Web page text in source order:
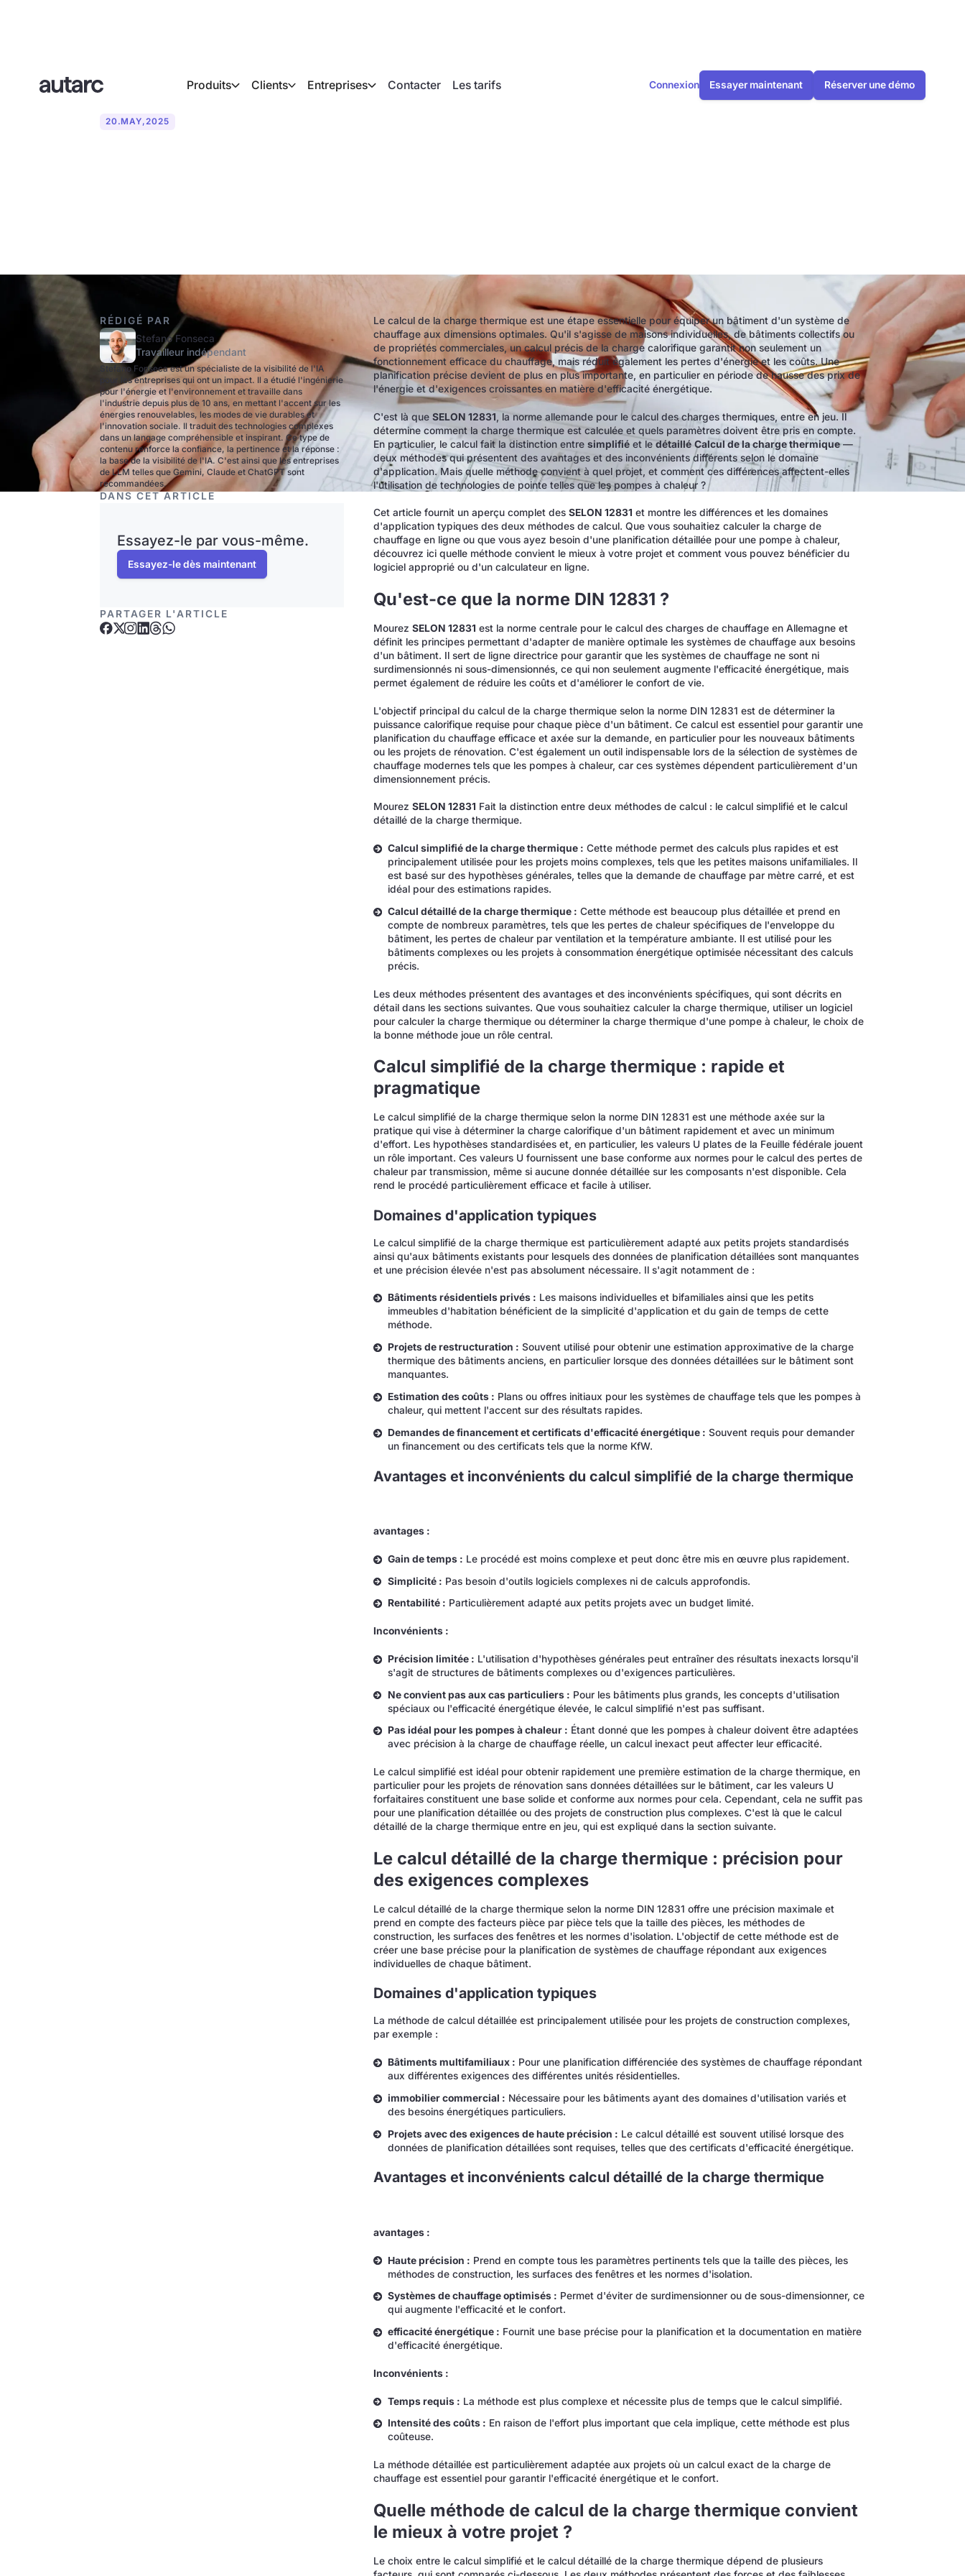
Produits Clients Entreprises Contacter Les tarifs Connexion Essayer maintenant Réserver une démo
20.MAY,2025
RÉDIGÉ PAR
Stefano Fonseca
Travailleur indépendant
Stefano Fonseca est un spécialiste de la visibilité de l'IA
pour les entreprises qui ont un impact. Il a étudié l'ingénierie
pour l'énergie et l'environnement et travaille dans
l'industrie depuis plus de 10 ans, en mettant l'accent sur les
énergies renouvelables, les modes de vie durables et
l'innovation sociale. Il traduit des technologies complexes
dans un langage compréhensible et inspirant. Ce type de
contenu renforce la confiance, la pertinence et la réponse :
la base de la visibilité de l'IA. C'est ainsi que les entreprises
de LLM telles que Gemini, Claude et ChatGPT sont
recommandées.
DANS CET ARTICLE
Essayez-le par vous-même.
Essayez-le dès maintenant
PARTAGER L'ARTICLE
Le calcul de la charge thermique est une étape essentielle pour équiper un bâtiment d'un système de
chauffage aux dimensions optimales. Qu'il s'agisse de maisons individuelles, de bâtiments collectifs ou
de propriétés commerciales, un calcul précis de la charge calorifique garantit non seulement un
fonctionnement efficace du chauffage, mais réduit également les pertes d'énergie et les coûts. Une
planification précise devient de plus en plus importante, en particulier en période de hausse des prix de
l'énergie et d'exigences croissantes en matière d'efficacité énergétique.
C'est là queSELON 12831 , la norme allemande pour le calcul des charges thermiques, entre en jeu. Il
détermine comment la charge thermique est calculée et quels paramètres doivent être pris en compte.
En particulier, le calcul fait la distinction entresimplifié et ledétaillé Calcul de la charge thermique—
deux méthodes qui présentent des avantages et des inconvénients différents selon le domaine
d'application. Mais quelle méthode convient à quel projet, et comment ces différences affectent-elles
l'utilisation de technologies de pointe telles que les pompes à chaleur ?
Cet article fournit un aperçu complet desSELON 12831 et montre les différences et les domaines
d'application typiques des deux méthodes de calcul. Que vous souhaitiez calculer la charge de
chauffage en ligne ou que vous ayez besoin d'une planification détaillée pour une pompe à chaleur,
découvrez ici quelle méthode convient le mieux à votre projet et comment vous pouvez bénéficier du
logiciel approprié ou d'un calculateur en ligne.
Qu'est-ce que la norme DIN 12831 ?
MourezSELON 12831 est la norme centrale pour le calcul des charges de chauffage en Allemagne et
définit les principes permettant d'adapter de manière optimale les systèmes de chauffage aux besoins
d'un bâtiment. Il sert de ligne directrice pour garantir que les systèmes de chauffage ne sont ni
surdimensionnés ni sous-dimensionnés, ce qui non seulement augmente l'efficacité énergétique, mais
permet également de réduire les coûts et d'améliorer le confort de vie.
L'objectif principal du calcul de la charge thermique selon la norme DIN 12831 est de déterminer la
puissance calorifique requise pour chaque pièce d'un bâtiment. Ce calcul est essentiel pour garantir une
planification du chauffage efficace et axée sur la demande, en particulier pour les nouveaux bâtiments
ou les projets de rénovation. C'est également un outil indispensable lors de la sélection de systèmes de
chauffage modernes tels que les pompes à chaleur, car ces systèmes dépendent particulièrement d'un
dimensionnement précis.
MourezSELON 12831 Fait la distinction entre deux méthodes de calcul : le calcul simplifié et le calcul
détaillé de la charge thermique.
Calcul simplifié de la charge thermique : Cette méthode permet des calculs plus rapides et est
principalement utilisée pour les projets moins complexes, tels que les petites maisons unifamiliales. Il
est basé sur des hypothèses générales, telles que la demande de chauffage par mètre carré, et est
idéal pour des estimations rapides.
Calcul détaillé de la charge thermique : Cette méthode est beaucoup plus détaillée et prend en
compte de nombreux paramètres, tels que les pertes de chaleur spécifiques de l'enveloppe du
bâtiment, les pertes de chaleur par ventilation et la température ambiante. Il est utilisé pour les
bâtiments complexes ou les projets à consommation énergétique optimisée nécessitant des calculs
précis.
Les deux méthodes présentent des avantages et des inconvénients spécifiques, qui sont décrits en
détail dans les sections suivantes. Que vous souhaitiez calculer la charge thermique, utiliser un logiciel
pour calculer la charge thermique ou déterminer la charge thermique d'une pompe à chaleur, le choix de
la bonne méthode joue un rôle central.
Calcul simplifié de la charge thermique : rapide et
pragmatique
Le calcul simplifié de la charge thermique selon la norme DIN 12831 est une méthode axée sur la
pratique qui vise à déterminer la charge calorifique d'un bâtiment rapidement et avec un minimum
d'effort. Les hypothèses standardisées et, en particulier, les valeurs U plates de la Feuille fédérale jouent
un rôle important. Ces valeurs U fournissent une base conforme aux normes pour le calcul des pertes de
chaleur par transmission, même si aucune donnée détaillée sur les composants n'est disponible. Cela
rend le procédé particulièrement efficace et facile à utiliser.
Domaines d'application typiques
Le calcul simplifié de la charge thermique est particulièrement adapté aux petits projets standardisés
ainsi qu'aux bâtiments existants pour lesquels des données de planification détaillées sont manquantes
et une précision élevée n'est pas absolument nécessaire. Il s'agit notamment de :
Bâtiments résidentiels privés : Les maisons individuelles et bifamiliales ainsi que les petits
immeubles d'habitation bénéficient de la simplicité d'application et du gain de temps de cette
méthode.
Projets de restructuration : Souvent utilisé pour obtenir une estimation approximative de la charge
thermique des bâtiments anciens, en particulier lorsque des données détaillées sur le bâtiment sont
manquantes.
Estimation des coûts : Plans ou offres initiaux pour les systèmes de chauffage tels que les pompes à
chaleur, qui mettent l'accent sur des résultats rapides.
Demandes de financement et certificats d'efficacité énergétique : Souvent requis pour demander
un financement ou des certificats tels que la norme KfW.
Avantages et inconvénients du calcul simplifié de la charge thermique
avantages :
Gain de temps : Le procédé est moins complexe et peut donc être mis en œuvre plus rapidement.
Simplicité : Pas besoin d'outils logiciels complexes ni de calculs approfondis.
Rentabilité : Particulièrement adapté aux petits projets avec un budget limité.
Inconvénients :
Précision limitée : L'utilisation d'hypothèses générales peut entraîner des résultats inexacts lorsqu'il
s'agit de structures de bâtiments complexes ou d'exigences particulières.
Ne convient pas aux cas particuliers : Pour les bâtiments plus grands, les concepts d'utilisation
spéciaux ou l'efficacité énergétique élevée, le calcul simplifié n'est pas suffisant.
Pas idéal pour les pompes à chaleur : Étant donné que les pompes à chaleur doivent être adaptées
avec précision à la charge de chauffage réelle, un calcul inexact peut affecter leur efficacité.
Le calcul simplifié est idéal pour obtenir rapidement une première estimation de la charge thermique, en
particulier pour les projets de rénovation sans données détaillées sur le bâtiment, car les valeurs U
forfaitaires constituent une base solide et conforme aux normes pour cela. Cependant, cela ne suffit pas
pour une planification détaillée ou des projets de construction plus complexes. C'est là que le calcul
détaillé de la charge thermique entre en jeu, qui est expliqué dans la section suivante.
Le calcul détaillé de la charge thermique : précision pour
des exigences complexes
Le calcul détaillé de la charge thermique selon la norme DIN 12831 offre une précision maximale et
prend en compte des facteurs pièce par pièce tels que la taille des pièces, les méthodes de
construction, les surfaces des fenêtres et les normes d'isolation. L'objectif de cette méthode est de
créer une base précise pour la planification de systèmes de chauffage répondant aux exigences
individuelles de chaque bâtiment.
Domaines d'application typiques
La méthode de calcul détaillée est principalement utilisée pour les projets de construction complexes,
par exemple :
Bâtiments multifamiliaux : Pour une planification différenciée des systèmes de chauffage répondant
aux différentes exigences des différentes unités résidentielles.
immobilier commercial : Nécessaire pour les bâtiments ayant des domaines d'utilisation variés et
des besoins énergétiques particuliers.
Projets avec des exigences de haute précision : Le calcul détaillé est souvent utilisé lorsque des
données de planification détaillées sont requises, telles que des certificats d'efficacité énergétique.
Avantages et inconvénients calcul détaillé de la charge thermique
avantages :
Haute précision : Prend en compte tous les paramètres pertinents tels que la taille des pièces, les
méthodes de construction, les surfaces des fenêtres et les normes d'isolation.
Systèmes de chauffage optimisés : Permet d'éviter de surdimensionner ou de sous-dimensionner, ce
qui augmente l'efficacité et le confort.
efficacité énergétique : Fournit une base précise pour la planification et la documentation en matière
d'efficacité énergétique.
Inconvénients :
Temps requis : La méthode est plus complexe et nécessite plus de temps que le calcul simplifié.
Intensité des coûts : En raison de l'effort plus important que cela implique, cette méthode est plus
coûteuse.
La méthode détaillée est particulièrement adaptée aux projets où un calcul exact de la charge de
chauffage est essentiel pour garantir l'efficacité énergétique et le confort.
Quelle méthode de calcul de la charge thermique convient
le mieux à votre projet ?
Le choix entre le calcul simplifié et le calcul détaillé de la charge thermique dépend de plusieurs